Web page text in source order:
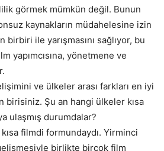
görmek mümkün değil. Bunun
kaynakların müdahelesine izin
ile yarışmasını sağlıyor, bu
yapımcısına, yönetmene ve
ve ülkeler arası farkları en iyi
Şu an hangi ülkeler kısa
ulaşmış durumdalar?
filmdi formundaydı. Yirminci
birlikte birçok film